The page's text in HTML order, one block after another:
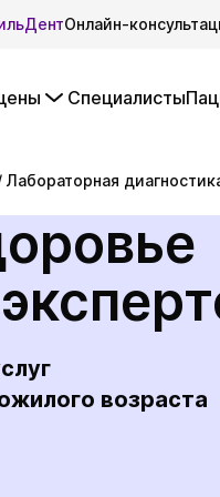
Онлайн-
Специалисты
Лабораторная
возраста